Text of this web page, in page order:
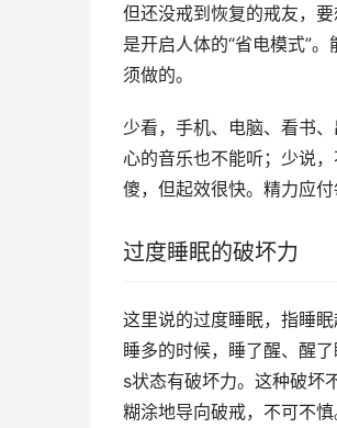
但还没戒到恢复的戒友，
是开启人体的“省电模式”
须做的。
少看，手机、电脑、看书
心的音乐也不能听；少说
傻，但起效很快。精力应
过度睡眠的破坏力
这里说的过度睡眠，指睡
睡多的时候，睡了醒、醒
s状态有破坏力。这种破坏
糊涂地导向破戒，不可不慎